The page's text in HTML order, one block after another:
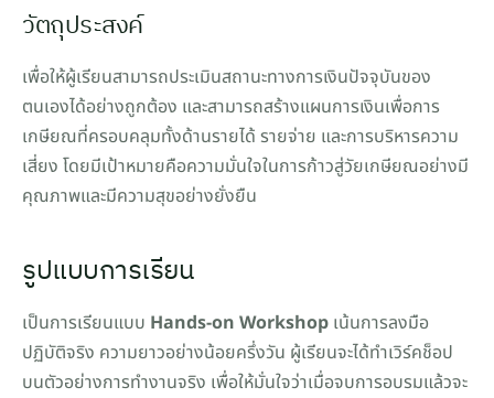
วัตถุประสงค์
เพื่อให้ผู้เรียนสามารถประเมินสถานะทางการเงินปัจจุบันของ
ตนเองได้อย่างถูกต้อง และสามารถสร้างแผนการเงินเพื่อการ
เกษียณที่ครอบคลุมทั้งด้านรายได้ รายจ่าย และการบริหารความ
เสี่ยง โดยมีเป้าหมายคือความมั่นใจในการก้าวสู่วัยเกษียณอย่างมี
คุณภาพและมีความสุขอย่างยั่งยืน
รูปแบบการเรียน
เป็นการเรียนแบบ Hands-on Workshop เน้นการลงมือ
ปฏิบัติจริง ความยาวอย่างน้อยครึ่งวัน ผู้เรียนจะได้ทำเวิร์คช็อป
บนตัวอย่างการทำงานจริง เพื่อให้มั่นใจว่าเมื่อจบการอบรมแล้วจะ